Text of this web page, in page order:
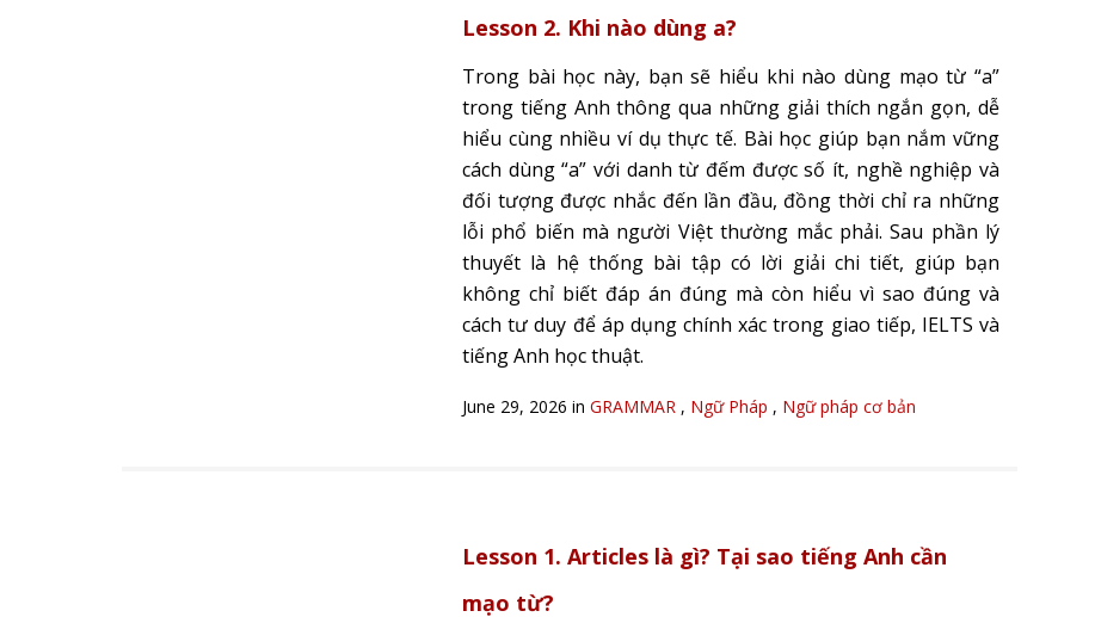
Lesson 2. Khi nào dùng a?
Trong bài học này, bạn sẽ hiểu khi nào dùng mạo từ “a”
trong tiếng Anh thông qua những giải thích ngắn gọn, dễ
hiểu cùng nhiều ví dụ thực tế. Bài học giúp bạn nắm vững
cách dùng “a” với danh từ đếm được số ít, nghề nghiệp và
đối tượng được nhắc đến lần đầu, đồng thời chỉ ra những
lỗi phổ biến mà người Việt thường mắc phải. Sau phần lý
thuyết là hệ thống bài tập có lời giải chi tiết, giúp bạn
không chỉ biết đáp án đúng mà còn hiểu vì sao đúng và
cách tư duy để áp dụng chính xác trong giao tiếp, IELTS và
tiếng Anh học thuật.
June 29, 2026 in GRAMMAR , Ngữ Pháp , Ngữ pháp cơ bản
Lesson 1. Articles là gì? Tại sao tiếng Anh cần
mạo từ?